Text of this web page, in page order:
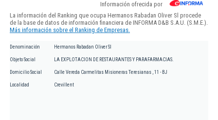
Información ofrecida por
La información del Ranking que ocupa Hermanos Rabadan Oliver Sl procede
de la base de datos de información financiera de INFORMA D&B S.A.U. (S.M.E.).
Más información sobre el Ranking de Empresas.
Denominación Hermanos Rabadan Oliver Sl
Objeto Social LA EXPLOTACION DE RESTAURANTES Y PARAFARMACIAS.
Domicilio Social Calle Vereda Carmelitas Misioneras Teresianas , 11 - BJ
Localidad Crevillent